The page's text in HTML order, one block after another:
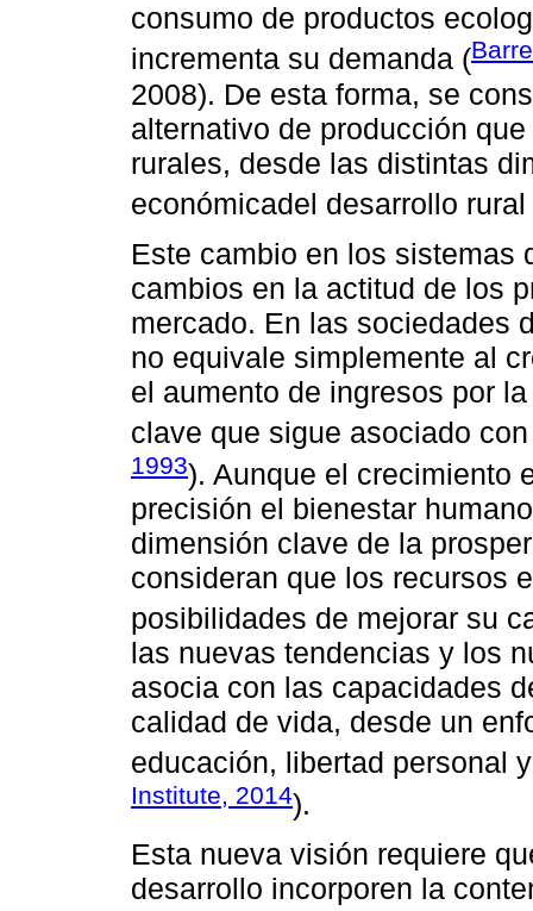
consumo de productos
incrementa su demanda (
2008). De esta forma, se
alternativo de producción
rurales, desde las distintas
económicadel desarrollo rural
Este cambio en los sistemas
cambios en la actitud de los
mercado. En las sociedades
no equivale simplemente al
el aumento de ingresos por
clave que sigue asociado
1993). Aunque el crecimiento
precisión el bienestar
dimensión clave de la
consideran que los recursos
posibilidades de mejorar su
las nuevas tendencias y los
asocia con las capacidades
calidad de vida, desde un
educación, libertad personal
Institute, 2014).
Esta nueva visión requiere
desarrollo incorporen la